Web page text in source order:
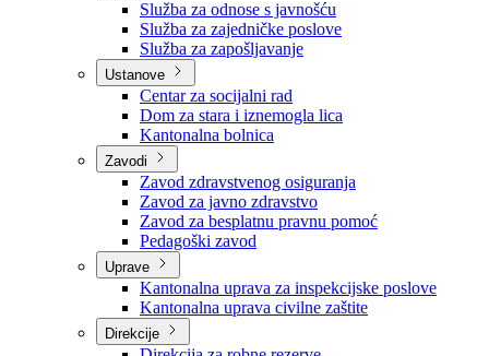
Službe
Služba za odnose s javnošću
Služba za zajedničke poslove
Služba za zapošljavanje
Ustanove
Centar za socijalni rad
Dom za stara i iznemogla lica
Kantonalna bolnica
Zavodi
Zavod zdravstvenog osiguranja
Zavod za javno zdravstvo
Zavod za besplatnu pravnu pomoć
Pedagoški zavod
Uprave
Kantonalna uprava za inspekcijske poslove